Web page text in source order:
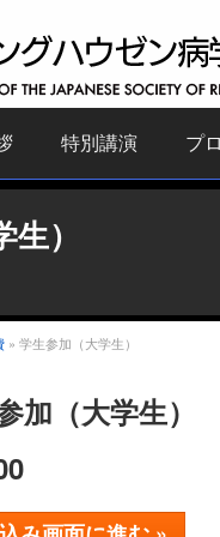
特別講演 プ
）
» 学生参加（大学生）
加（大学生）